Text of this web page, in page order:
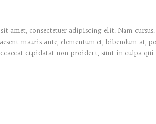
amet, consectetuer adipiscing elit. Nam
mauris ante, elementum et, bibendum at,
cupidatat non proident, sunt in culpa